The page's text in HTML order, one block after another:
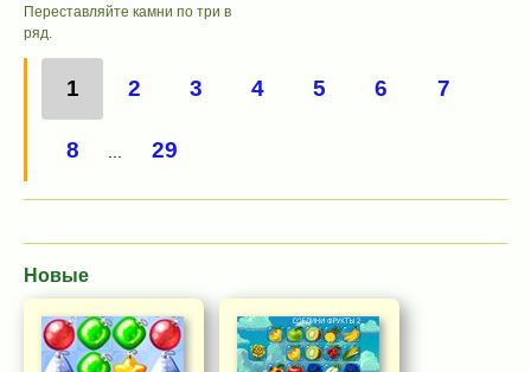
Переставляйте камни по три в
ряд.
1 2 3 4 5 6 7
8 29
Новые